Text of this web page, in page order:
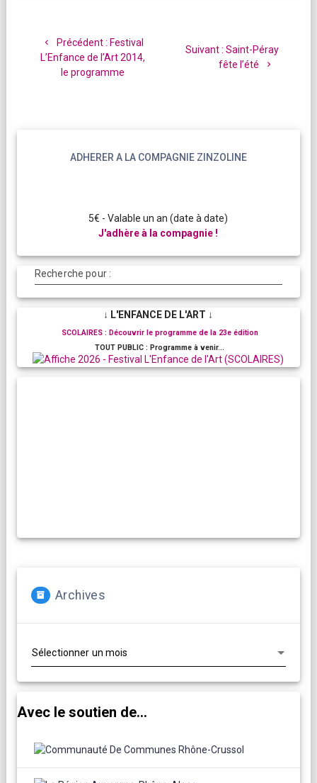
l’article
Précédent : Article
précédent
:
Festival
L’Enfance de l’Art 2014,
le programme
Suivant : Article
suivant
Saint-Péray
fête l’été
ADHERER A LA COMPAGNIE ZINZOLINE
5€ - Valable un an (date à date)
J'adhère à la compagnie !
Recherche pour :
↓ L'ENFANCE DE L'ART ↓
SCOLAIRES : Découvrir le programme de la 23e édition
TOUT PUBLIC : Programme à venir...
Archives
Avec le soutien de...